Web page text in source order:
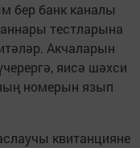
бер банк каналы
тестларына
Акчаларын
яисә шәхси
номерын язып
квитанцияне